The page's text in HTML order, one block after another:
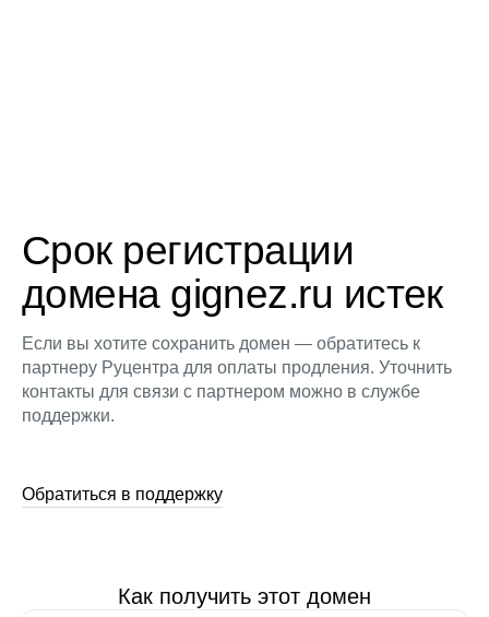
Срок регистрации
домена gignez.ru истек
Если вы хотите сохранить домен — обратитесь к
партнеру Руцентра для оплаты продления. Уточнить
контакты для связи с партнером можно в службе
поддержки.
Обратиться в поддержку
Как получить этот домен